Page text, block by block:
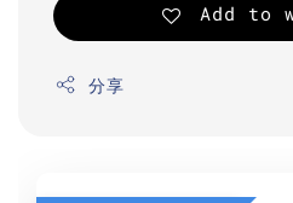
Add to
分享